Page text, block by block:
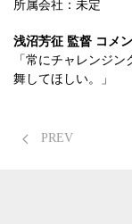
所属会社：未定
浅沼芳征 監督 コメ
「常にチャレンジ
舞してほしい。」
PREV